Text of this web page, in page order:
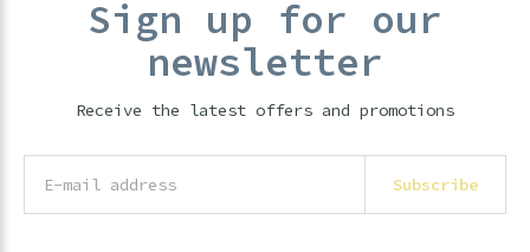
Sign up for our
newsletter
Receive the latest offers and promotions
Subscribe